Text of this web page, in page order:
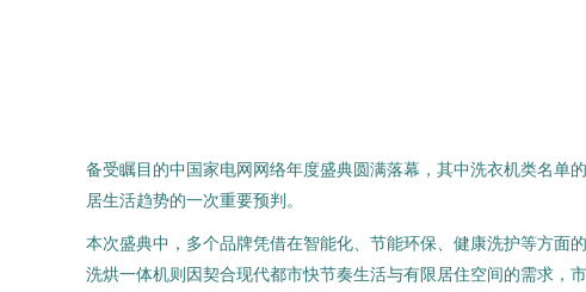
备受瞩目的中国家电网网络年度盛典圆满落幕，其中洗衣机类名单
居生活趋势的一次重要预判。
本次盛典中，多个品牌凭借在智能化、节能环保、健康洗护等方面
洗烘一体机则因契合现代都市快节奏生活与有限居住空间的需求